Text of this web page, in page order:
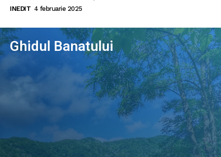
INEDIT 4 februarie 2025
Ghidul Banatului